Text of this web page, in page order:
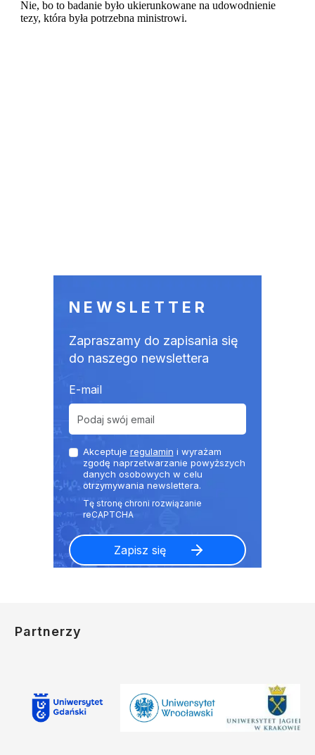
NEWSLETTER
Zapraszamy do zapisania się
do naszego newslettera
E-mail
Akceptuje regulamin i wyrażam
zgodę naprzetwarzanie powyższych
danych osobowych w celu
otrzymywania newslettera.
Partnerzy